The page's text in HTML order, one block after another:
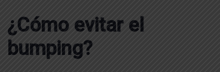
¿Cómo evitar el
bumping?